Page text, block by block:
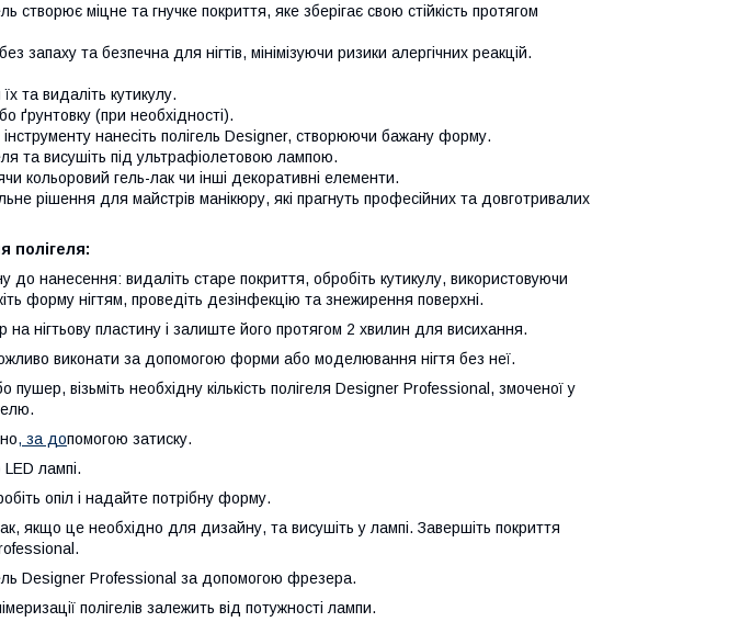
створює міцне та гнучке покриття, яке зберігає свою стійкість протягом
запаху та безпечна для нігтів, мінімізуючи ризики алергічних реакцій.
та видаліть кутикулу.
ґрунтовку (при необхідності).
нанесіть полігель Designer, створюючи бажану форму.
та висушіть під ультрафіолетовою лампою.
кольоровий гель-лак чи інші декоративні елементи.
рішення для майстрів манікюру, які прагнуть професійних та довготривалих
полігеля:
до нанесення: видаліть старе покриття, обробіть кутикулу, використовуючи
форму нігтям, проведіть дезінфекцію та знежирення поверхні.
на нігтьову пластину і залиште його протягом 2 хвилин для висихання.
виконати за допомогою форми або моделювання нігтя без неї.
візьміть необхідну кількість полігеля Designer Professional, змоченої у
, за допомогою затиску.
лампі.
опіл і надайте потрібну форму.
якщо це необхідно для дизайну, та висушіть у лампі. Завершіть покриття
Designer Professional за допомогою фрезера.
полігелів залежить від потужності лампи.